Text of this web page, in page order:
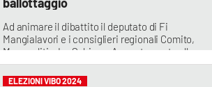
Ad animare il dibattito il deputato di Fi
Mangialavori e i consiglieri regionali Comito,
Mammoliti e Lo Schiavo. Appuntamento alle
14.30
ELEZIONI VIBO 2024